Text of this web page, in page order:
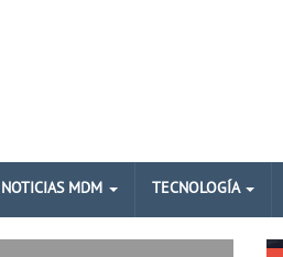
NOTICIAS MDM TECNOLOGÍA